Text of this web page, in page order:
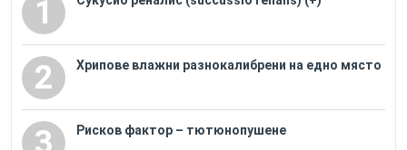
1
2 Хрипове влажни разнокалибрени на едно място
Рисков фактор – тютюнопушене